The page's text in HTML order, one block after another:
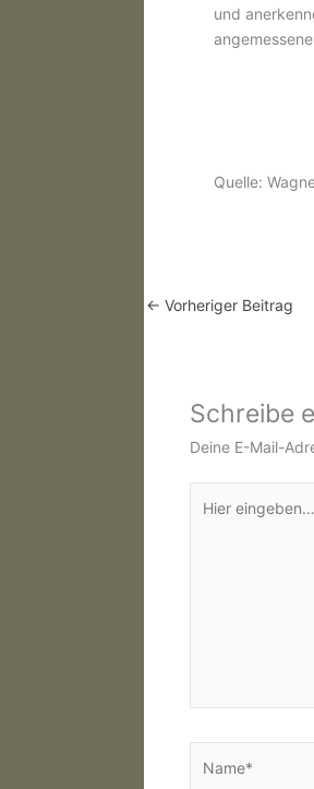
und
Quelle:
← Vorheriger Beitrag
Schreibe
Deine E-Mail-
eingeben…